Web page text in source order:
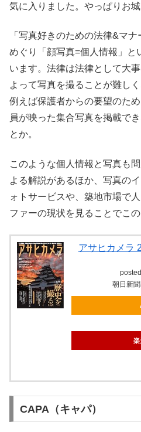
気に入りました。やっぱりお
「写真好きのための法律&マ
めぐり「顔写真=個人情報」と
います。法律は法律として大
よって写真を撮ることが難し
例えば保護者からの要望のた
員が映った集合写真を掲載で
とか。
このような個人情報と写真も
よる解説があるほか、写真の
ォトサービスや、築地市場で
ファーの現状を見ることでこ
アサヒカメラ
朝日新
楽
CAPA（キャパ）